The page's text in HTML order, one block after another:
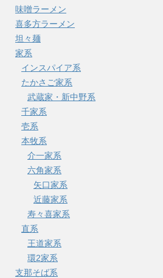
味噌ラーメン
喜多方ラーメン
坦々麺
家系
インスパイア系
たかさご家系
武蔵家・新中野系
千家系
壱系
本牧系
介一家系
六角家系
矢口家系
近藤家系
寿々喜家系
直系
王道家系
環2家系
支那そば系